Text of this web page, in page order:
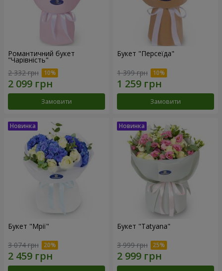
Романтичний букет
"Чарівність"
2 332 грн
Замовити
Букет "Персеїда"
1 399 грн
Замовити
Букет "Мрії"
3 074 грн
Букет "Tatyana"
3 999 грн